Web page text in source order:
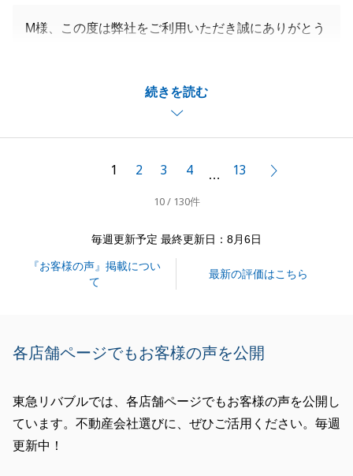
続きを読む
M様、この度は弊社をご利用いただき誠にありがとう
二人三脚でご売却活動している感覚があり、大変心強
かったです。
引き続きどうぞよろしくお願い申し上げます。
1 2 3 4 … 13
10 / 130件
毎週更新予定 最終更新日：8月6日
『お客様の声』掲載につい
て
最新の評価はこちら
各店舗ページでもお客様の声を公開
東急リバブルでは、各店舗ページでもお客様の声を公開し
ています。不動産会社選びに、ぜひご活用ください。毎週
更新中！